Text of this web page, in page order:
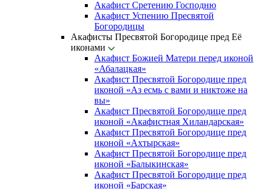
Акафист Сретению Господню
Акафист Успению Пресвятой
Богородицы
Акафисты Пресвятой Богородице пред Её
иконами
Акафист Божией Матери перед иконой
«Абалацкая»
Акафист Пресвятой Богородице пред
иконой «Аз есмь с вами и никтоже на
вы»
Акафист Пресвятой Богородице пред
иконой «Акафистная Хиландарская»
Акафист Пресвятой Богородице пред
иконой «Ахтырская»
Акафист Пресвятой Богородице пред
иконой «Балыкинская»
Акафист Пресвятой Богородице пред
иконой «Барская»